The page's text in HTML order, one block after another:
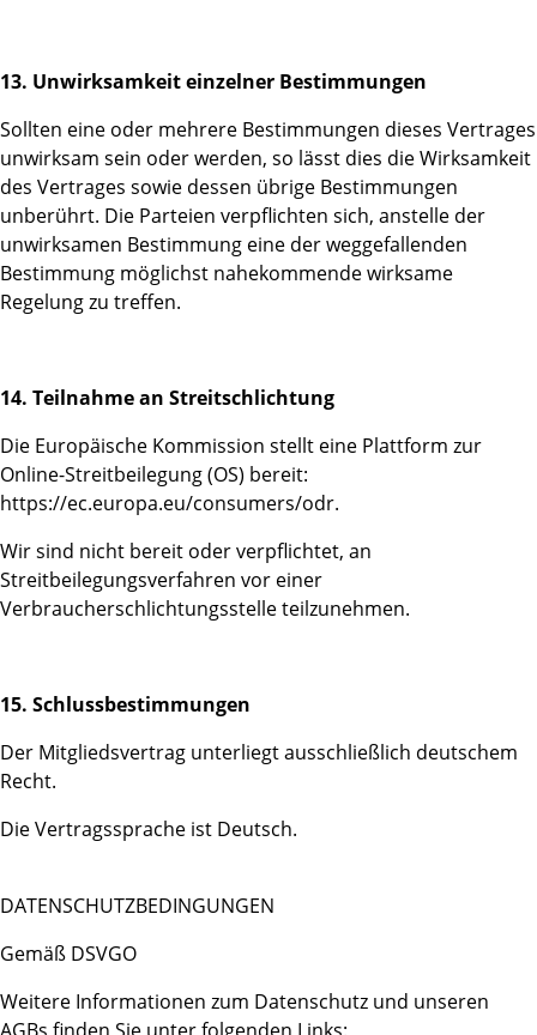
13. Unwirksamkeit einzelner Bestimmungen
Sollten eine oder mehrere Bestimmungen dieses Vertrages
unwirksam sein oder werden, so lässt dies die Wirksamkeit
des Vertrages sowie dessen übrige Bestimmungen
unberührt. Die Parteien verpflichten sich, anstelle der
unwirksamen Bestimmung eine der weggefallenden
Bestimmung möglichst nahekommende wirksame
Regelung zu treffen.
14. Teilnahme an Streitschlichtung
Die Europäische Kommission stellt eine Plattform zur
Online-Streitbeilegung (OS) bereit:
https://ec.europa.eu/consumers/odr.
Wir sind nicht bereit oder verpflichtet, an
Streitbeilegungsverfahren vor einer
Verbraucherschlichtungsstelle teilzunehmen.
15. Schlussbestimmungen
Der Mitgliedsvertrag unterliegt ausschließlich deutschem
Recht.
Die Vertragssprache ist Deutsch.
DATENSCHUTZBEDINGUNGEN
Gemäß DSVGO
Weitere Informationen zum Datenschutz und unseren